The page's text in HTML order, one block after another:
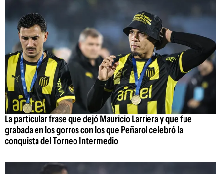
La particular frase que dejó Mauricio Larriera y que fue
grabada en los gorros con los que Peñarol celebró la
conquista del Torneo Intermedio